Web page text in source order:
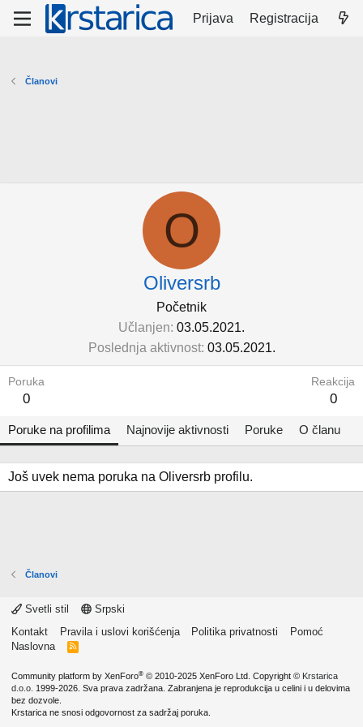
Prijava Registracija
Članovi
O
Oliversrb
Početnik
Učlanjen 03.05.2021.
Poslednja aktivnost 03.05.2021.
Poruka
0
Reakcija
0
Poruke na profilima Najnovije aktivnosti Poruke O članu
Još uvek nema poruka na Oliversrb profilu.
Članovi
Svetli stil
Srpski
Kontakt
Pravila i uslovi korišćenja Politika privatnosti
Pomoć
Naslovna
R
Community platform by XenForo® © 2010-2025 XenForo Ltd. Copyright © Krstarica
d.o.o. 1999-2026. Sva prava zadržana. Zabranjena je reprodukcija u celini i u delovima
bez dozvole.
Krstarica ne snosi odgovornost za sadržaj poruka.